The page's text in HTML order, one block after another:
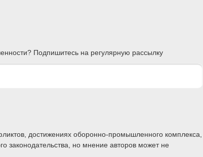
Подпишитесь на регулярную рассылку
достижениях оборонно-промышленного комплекса,
законодательства, но мнение авторов может не